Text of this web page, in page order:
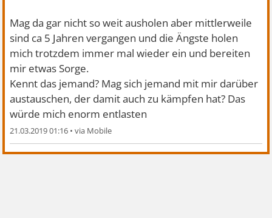
Mag da gar nicht so weit ausholen aber mittlerweile
sind ca 5 Jahren vergangen und die Ängste holen
mich trotzdem immer mal wieder ein und bereiten
mir etwas Sorge.
Kennt das jemand? Mag sich jemand mit mir darüber
austauschen, der damit auch zu kämpfen hat? Das
würde mich enorm entlasten
21.03.2019 01:16 •